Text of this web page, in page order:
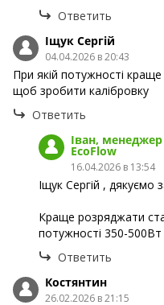
Ответить
Іщук Сергій
04.04.2026 в 20:43
При якій потужності
щоб зробити калібровку
Ответить
Іван,
EcoFlow
16.04.2026 в 13:54
Іщук Сергій , дякуємо
Краще розряджати
потужності 350-500Вт
Ответить
Костянтин
26.02.2026 в 21:15